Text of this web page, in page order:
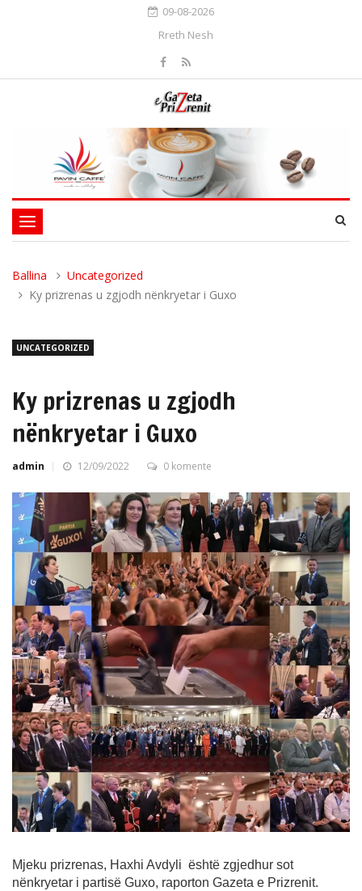
09-08-2026
Rreth Nesh
Toggle
navigation
Ballina
Uncategorized
Ky prizrenas u zgjodh nënkryetar i Guxo
UNCATEGORIZED
Ky prizrenas u zgjodh
nënkryetar i Guxo
admin 12/09/2022 0 komente
Mjeku prizrenas, Haxhi Avdyli është zgjedhur sot
nënkryetar i partisë Guxo, raporton Gazeta e Prizrenit.